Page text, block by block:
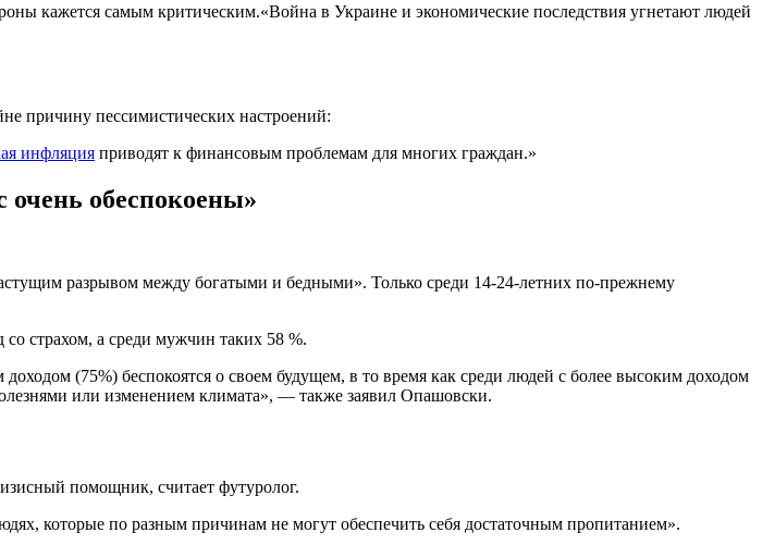
кажется самым критическим.«Война в Украине и экономические последствия угнетают людей
причину пессимистических настроений:
инфляция приводят к финансовым проблемам для многих граждан.»
очень обеспокоены»
разрывом между богатыми и бедными». Только среди 14-24-летних по-прежнему
страхом, а среди мужчин таких 58 %.
(75%) беспокоятся о своем будущем, в то время как среди людей с более высоким доходом
или изменением климата», — также заявил Опашовски.
помощник, считает футуролог.
которые по разным причинам не могут обеспечить себя достаточным пропитанием».